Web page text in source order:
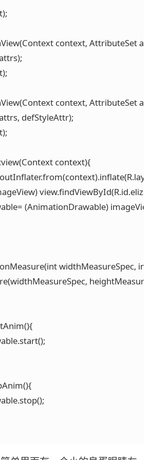
context, AttributeSet
context, AttributeSet
defStyleAttr);
context){
(AnimationDrawable)
widthMeasureSpec, int